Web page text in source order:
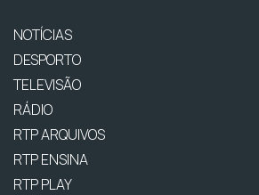
NOTÍCIAS
DESPORTO
TELEVISÃO
RÁDIO
RTP ARQUIVOS
RTP ENSINA
RTP PLAY